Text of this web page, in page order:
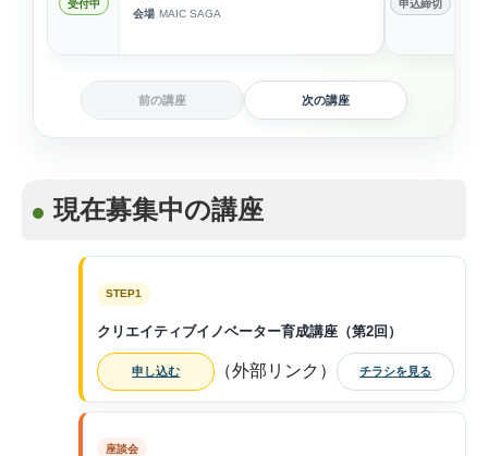
受付中
会場 MAIC SAGA
申込締切
前の講座 次の講座
現在募集中の講座
STEP1
クリエイティブイノベーター育成講座（第2回）
申し込む （外部リンク） チラシを見る
座談会